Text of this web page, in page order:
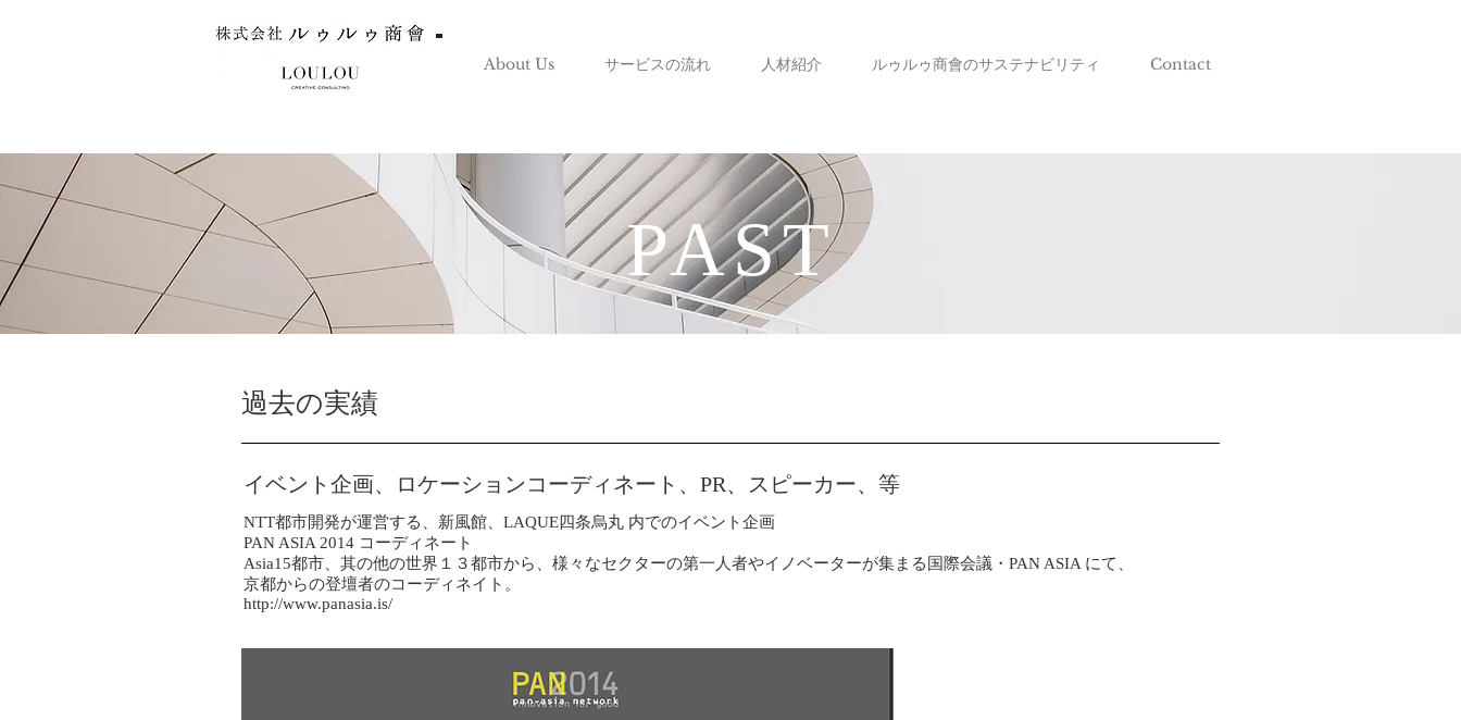
About Us サービスの流れ 人材紹介 ルゥルゥ商會のサステナビリティ Contact
PAST
​過去の実績
イベント企画、ロケーションコーディネート、PR、 スピーカー、等
NTT都市開発が運営する、新風館、LAQUE四条烏丸 内でのイベント企画
PAN ASIA 2014 コーディネート
Asia15都市、其の他の世界１３都市から、様々なセクターの第一人者やイノベーターが集まる国際会議・PAN ASIA にて、
京都からの登壇者のコーディネイト。
http://www.panasia.is/